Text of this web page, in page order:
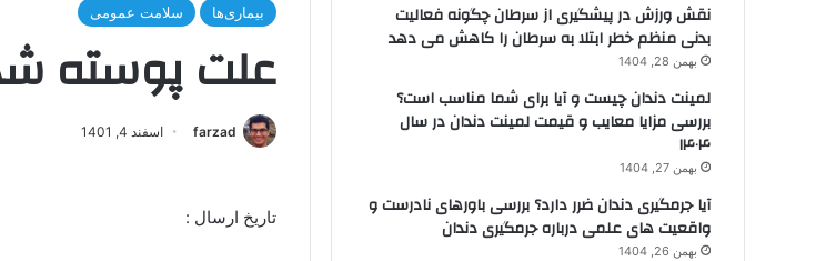
بیماری‌ها سلامت عمومی
علت پوسته
farzad اسفند 4, 1401
تاریخ ارسال :
نقش ورزش در پیشگیری از سرطان چگونه فعالیت
بدنی منظم خطر ابتلا به سرطان را کاهش می دهد
بهمن 28, 1404
لمینت دندان چیست و آیا برای شما مناسب است؟
بررسی مزایا معایب و قیمت لمینت دندان در سال
۱۴۰۴
بهمن 27, 1404
آیا جرمگیری دندان ضرر دارد؟ بررسی باورهای نادرست و
واقعیت های علمی درباره جرمگیری دندان
بهمن 26, 1404